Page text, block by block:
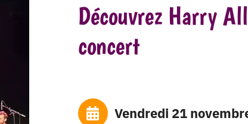
Découvrez Harry
concert
vendredi 21